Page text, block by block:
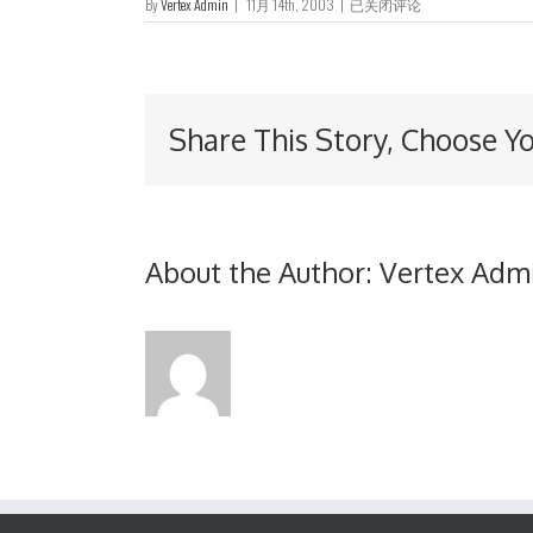
ByVertex Admin | 11月 14th, 2003 |
至
年
九
六
已关闭评论
Share This Story, Choose
About the Author: Vertex